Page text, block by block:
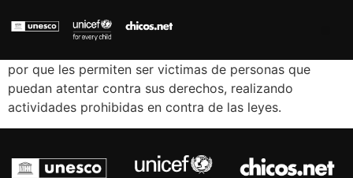
por que les permiten ser victimas de personas que
puedan atentar contra sus derechos, realizando
actividades prohibidas en contra de las leyes.